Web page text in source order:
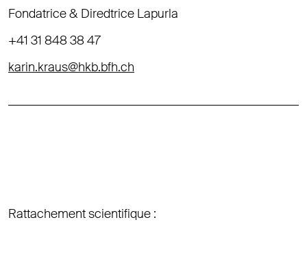
Fondatrice & Diredtrice Lapurla
+41 31 848 38 47
karin.kraus@hkb.bfh.ch
Rattachement scientifique :